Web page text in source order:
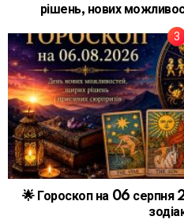
рішень, нових
🌟 Гороскоп на 06 серпня